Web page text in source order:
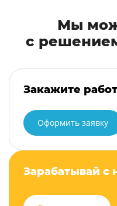
Мы
с
Закажите
Оформить заявку
Зарабатывай с